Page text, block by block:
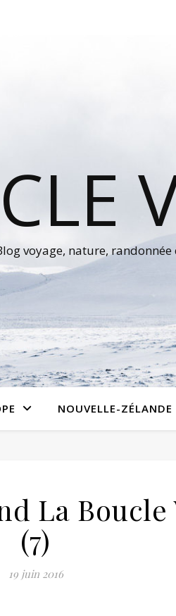
voyage, nature,
NOUVELLE-ZÉLANDE
La Boucle
(7)
19 juin 2016